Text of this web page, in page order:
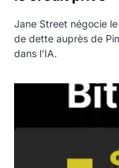
Jane Street négocie
de dette auprès de
dans l'IA.
Bitcoin stagne à